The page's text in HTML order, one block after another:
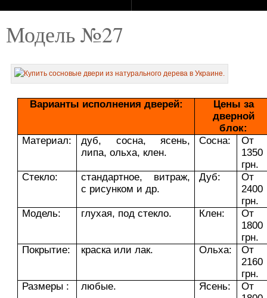
Модель №27
Варианты исполнения дверей:
Цены за
дверной
блок:
Материал:
дуб, сосна, ясень,
липа, ольха, клен.
Сосна:
От
1350
грн.
Стекло:
стандартное, витраж,
с рисунком и др.
Дуб:
От
2400
грн.
Модель:
глухая, под стекло. Клен:
От
1800
грн.
Покрытие:
краска или лак. Ольха:
От
2160
грн.
Размеры :
любые. Ясень:
От